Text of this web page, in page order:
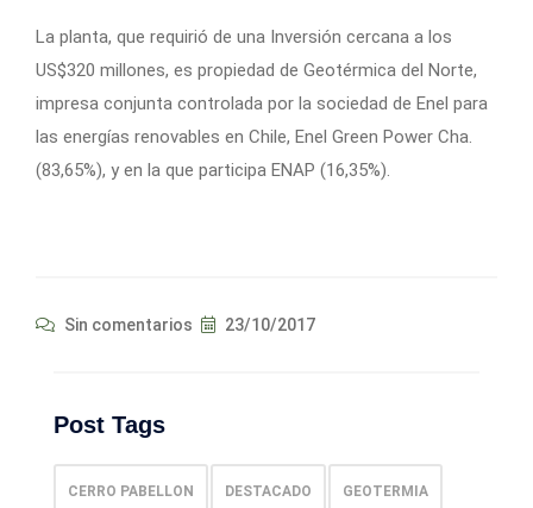
La planta, que requirió de una Inversión cercana a los
US$320 millones, es propiedad de Geotérmica del Norte,
impresa conjunta controlada por la sociedad de Enel para
las energías renovables en Chile, Enel Green Power Cha.
(83,65%), y en la que participa ENAP (16,35%).
Sin comentarios 23/10/2017
Post Tags
CERRO PABELLON DESTACADO GEOTERMIA